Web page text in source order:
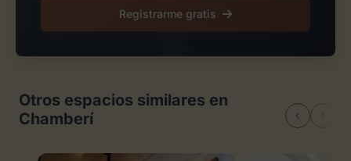
Registrarme gratis
Otros espacios similares en
Chamberí